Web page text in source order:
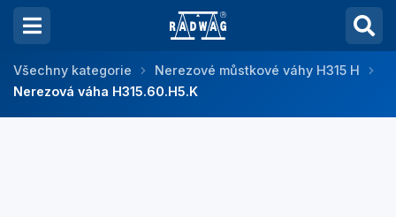
Všechny kategorie
Nerezové můstkové váhy H315 H
Nerezová váha H315.60.H5.K